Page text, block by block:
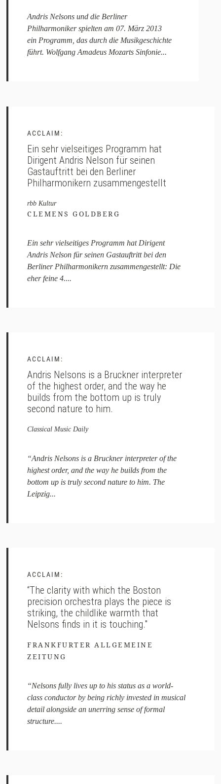
Andris Nelsons und die Berliner
Philharmoniker spielten am 07. März 2013
ein Programm, das durch die Musikgeschichte
führt. Wolfgang Amadeus Mozarts Sinfonie...
ACCLAIM:
Ein sehr vielseitiges Programm hat
Dirigent Andris Nelson für seinen
Gastauftritt bei den Berliner
Philharmonikern zusammengestellt
rbb Kultur
CLEMENS GOLDBERG
Ein sehr vielseitiges Programm hat Dirigent
Andris Nelson für seinen Gastauftritt bei den
Berliner Philharmonikern zusammengestellt: Die
eher feine 4....
ACCLAIM:
Andris Nelsons is a Bruckner interpreter
of the highest order, and the way he
builds from the bottom up is truly
second nature to him.
Classical Music Daily
“Andris Nelsons is a Bruckner interpreter of the
highest order, and the way he builds from the
bottom up is truly second nature to him. The
Leipzig...
ACCLAIM:
“The clarity with which the Boston
precision orchestra plays the piece is
striking, the childlike warmth that
Nelsons finds in it is touching."
FRANKFURTER ALLGEMEINE
ZEITUNG
“Nelsons fully lives up to his status as a world-
class conductor by being richly invested in musical
detail alongside an unerring sense of formal
structure....